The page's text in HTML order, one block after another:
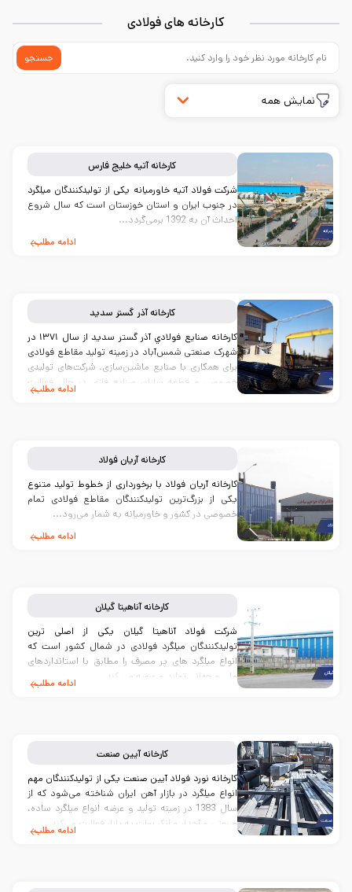
کارخانه های فولادی
جستجو
نمایش همه
کارخانهآتیه خلیج فارس
شرکت فولاد آتیه خاورمیانه یکی از تولیدکنندگان میلگرد
در جنوب ایران و استان خوزستان است که سال شروع
احداث آن به 1392 برمی‌گردد...
ادامه مطلب
کارخانهآذر گستر سدید
کارخانه صنایع فولادي آذر گستر سدید از سال ۱۳۷۱ در
شهرک صنعتی شمس‌آباد در زمینه تولید مقاطع فولادی
برای همکاری با صنایع ماشین‌سازی، شرکت‌های تولیدی
خصوصی و قطعه سازان صنایع فلزی در حال فعالیت
ادامه مطلب
کارخانهآریان فولاد
کارخانه آریان فولاد با برخورداری از خطوط تولید متنوع
یکی از بزرگ‌ترین تولیدکنندگان مقاطع فولادی تمام
خصوصی در کشور و خاورمیانه به شمار می‌رود...
ادامه مطلب
کارخانهآناهیتا گیلان
شرکت فولاد آناهیتا گیلان یکی از اصلی ترین
تولیدکنندگان میلگرد فولادی در شمال کشور است که
انواع میلگرد های پر مصرف را مطابق با استانداردهای
ملی و جهانی تولید و عرضه می کند...
ادامه مطلب
کارخانهآیین صنعت
کارخانه نورد فولاد آیین صنعت یکی از تولیدکنندگان مهم
انواع میلگرد در بازار آهن ایران شناخته می‌شود که از
سال 1383 در زمینه تولید و عرضه انواع میلگرد ساده،
صنعتی و آجدار و انکر بولت به بازار فعالیت می‌کند.
ادامه مطلب